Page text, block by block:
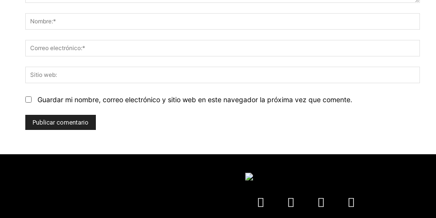
web:
Guardar mi nombre, correo electrónico y sitio web en este navegador la próxima vez que comente.